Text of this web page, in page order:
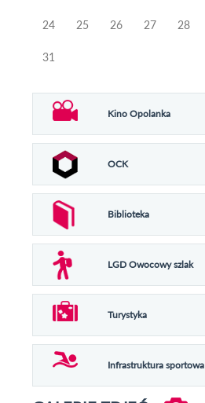
24 25 26 27 28
31
Kino Opolanka
OCK
Biblioteka
LGD Owocowy szlak
Turystyka
Infrastruktura sportowa